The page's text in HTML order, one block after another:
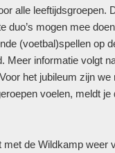
alle leeftijdsgroepen.
duo’s mogen mee
(voetbal)spellen op
Meer informatie volgt
het jubileum zijn
voelen, meldt
de Wildkamp weer